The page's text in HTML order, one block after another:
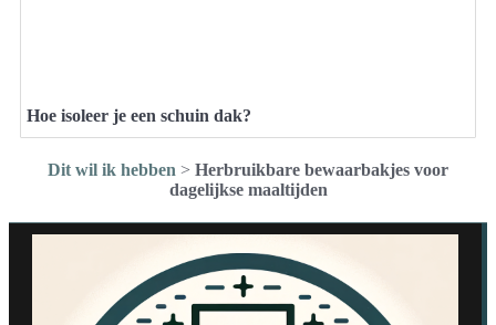
Hoe isoleer je een schuin dak?
Dit wil ik hebben > Herbruikbare bewaarbakjes voor
dagelijkse maaltijden